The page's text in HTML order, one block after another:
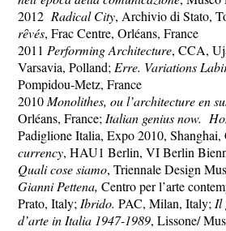
2012 Radical City, Archivio di Stato,
rȇvés, Frac Centre, Orléans, France
2011 Performing Architecture, CCA,
Varsavia, Polland; Erre. Variations
Pompidou-Metz, France
2010 Monolithes, ou l’architecture en
Orléans, France; Italian genius now.
Padiglione Italia, Expo 2010, Shanghai,
currency, HAU1 Berlin, VI Berlin
Quali cose siamo, Triennale Design
Gianni Pettena, Centro per l’arte
Prato, Italy; Ibrido. PAC, Milan, Italy; Il
d’arte in Italia 1947-1989, Lissone/